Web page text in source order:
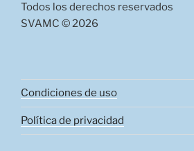
Todos los derechos reservados
SVAMC © 2026
Condiciones de uso
Política de privacidad